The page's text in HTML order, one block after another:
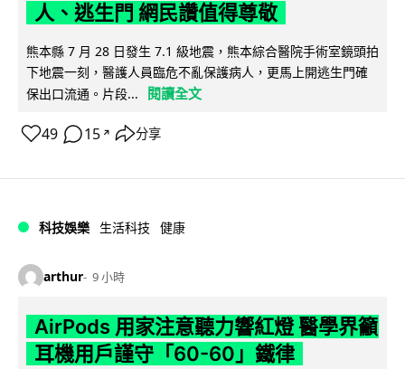
人、逃生門 網民讚值得尊敬
熊本縣 7 月 28 日發生 7.1 級地震，熊本綜合醫院手術室鏡頭拍
下地震一刻，醫護人員臨危不亂保護病人，更馬上開逃生門確
保出口流通。片段...
閱讀全文
49 15 ↗ 分享
科技娛樂 生活科技 健康
arthur 9 小時
AirPods 用家注意聽力響紅燈 醫學界籲
耳機用戶謹守「60-60」鐵律